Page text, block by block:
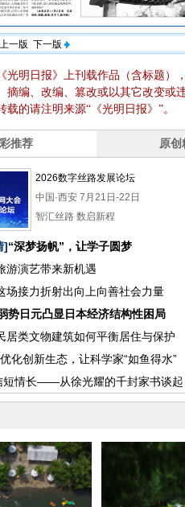
一版 下一版
光明日报》上刊载作品（含标题）
摘编、改编、篡改或以其它改变或
载的请注明来源“《光明日报》”。